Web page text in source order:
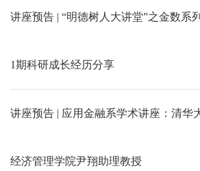
讲座预告 | “明德树人大讲堂”之金数系
1期科研成长经历分享
讲座预告 | 应用金融系学术讲座：清华
经济管理学院尹翔助理教授